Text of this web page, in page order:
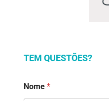
TEM QUESTÕES?
o
m
Nome *